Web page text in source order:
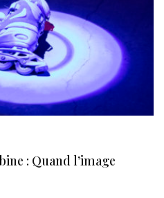
: Quand l’image